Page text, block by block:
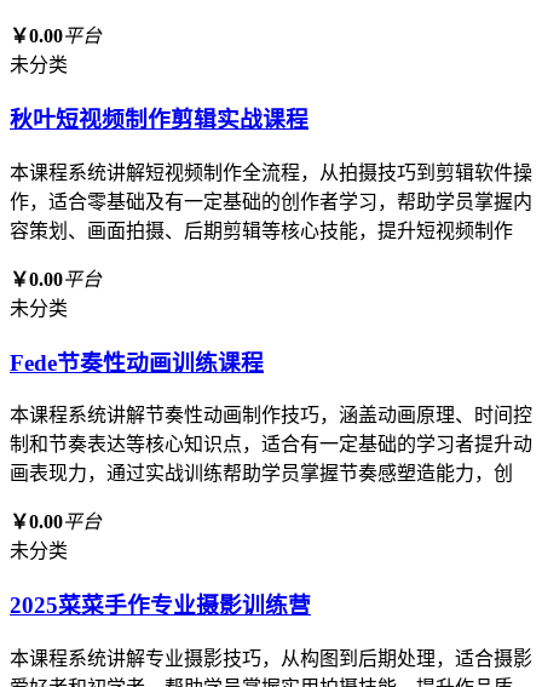
￥0.00平台
未分类
秋叶短视频制作剪辑实战课程
本课程系统讲解短视频制作全流程，从拍摄技巧到剪辑软件操
作，适合零基础及有一定基础的创作者学习，帮助学员掌握内
容策划、画面拍摄、后期剪辑等核心技能，提升短视频制作
￥0.00平台
未分类
Fede节奏性动画训练课程
本课程系统讲解节奏性动画制作技巧，涵盖动画原理、时间控
制和节奏表达等核心知识点，适合有一定基础的学习者提升动
画表现力，通过实战训练帮助学员掌握节奏感塑造能力，创
￥0.00平台
未分类
2025菜菜手作专业摄影训练营
本课程系统讲解专业摄影技巧，从构图到后期处理，适合摄影